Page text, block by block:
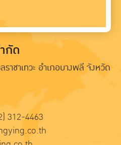
กัด
ชาเทวะ อำเภอบางพลี จังหวัด
312-4463